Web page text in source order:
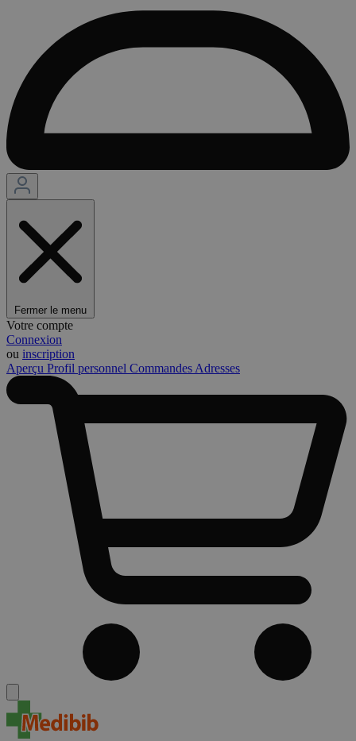
Fermer le menu
Votre compte
Connexion
ou inscription
Aperçu Profil personnel Commandes Adresses